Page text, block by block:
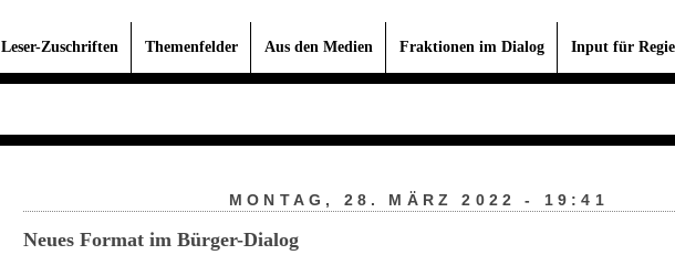
Leser-Zuschriften Themenfelder Aus den Medien Fraktionen im Dialog Input für
MONTAG, 28. MÄRZ 2022 - 19:41
Neues Format im Bürger-Dialog